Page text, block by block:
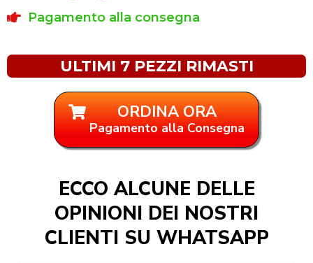
Pagamento alla consegna
ULTIMI 7 PEZZI RIMASTI
ORDINA ORA
Pagamento alla Consegna
ECCO ALCUNE DELLE
OPINIONI DEI NOSTRI
CLIENTI SU WHATSAPP